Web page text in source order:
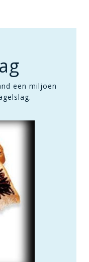
een miljoen